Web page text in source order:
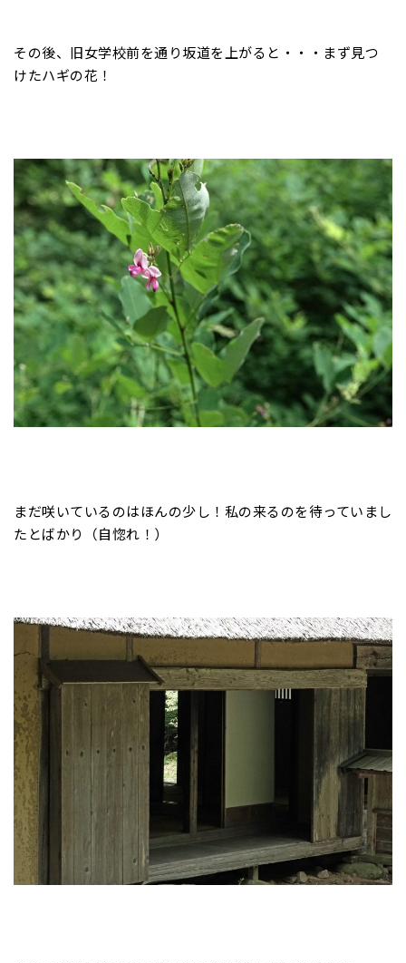
その後、旧女学校前を通り坂道を上がると・・・まず見つ
けたハギの花！
まだ咲いているのはほんの少し！私の来るのを待っていまし
たとばかり（自惚れ！）